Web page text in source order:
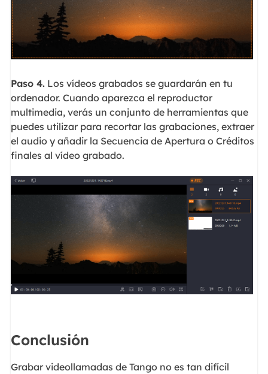
Paso 4.Los vídeos grabados se guardarán en tu
ordenador. Cuando aparezca el reproductor
multimedia, verás un conjunto de herramientas que
puedes utilizar para recortar las grabaciones, extraer
el audio y añadir la Secuencia de Apertura o Créditos
finales al vídeo grabado.
Conclusión
Grabar videollamadas de Tango no es tan difícil